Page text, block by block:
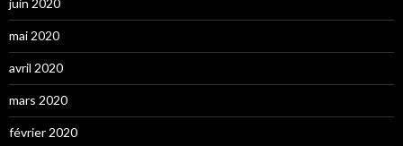
mai 2020
avril 2020
mars 2020
février 2020